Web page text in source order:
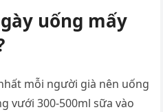
uống mấy
mỗi người già nên uống
vưới 300-500ml sữa vào